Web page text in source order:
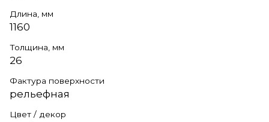
Длина, мм
1160
Толщина, мм
26
Фактура поверхности
рельефная
Цвет / декор